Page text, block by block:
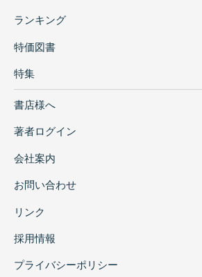
ランキング
特価図書
特集
書店様へ
著者ログイン
会社案内
お問い合わせ
リンク
採用情報
プライバシーポリシー